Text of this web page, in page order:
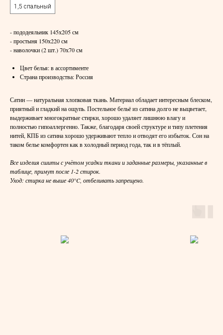
1,5 спальный
- пододеяльник 145х205 см
- простыня 150х220 см
- наволочки (2 шт.) 70х70 см
Цвет белья: в ассортименте
Страна производства: Россия
Сатин — натуральная хлопковая ткань. Материал обладает интересным блеском,
приятный и гладкий на ощупь. Постельное бельё из сатина долго не выцветает,
выдерживает многократные стирки, хорошо удаляет лишнюю влагу и
полностью гипоаллергенно. Также, благодаря своей структуре и типу плетения
нитей, КПБ из сатина хорошо удерживают тепло и отводят его избыток. Сон на
таком белье комфортен как в холодный период года, так и в тёплый.
Все изделия сшиты с учётом усадки ткани и заданные размеры, указанные в
таблице, примут после 1-2 стирок.
Уход: стирка не выше 40°C, отбеливать запрещено.